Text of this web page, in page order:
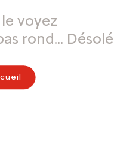
voyez
rond… Désolé